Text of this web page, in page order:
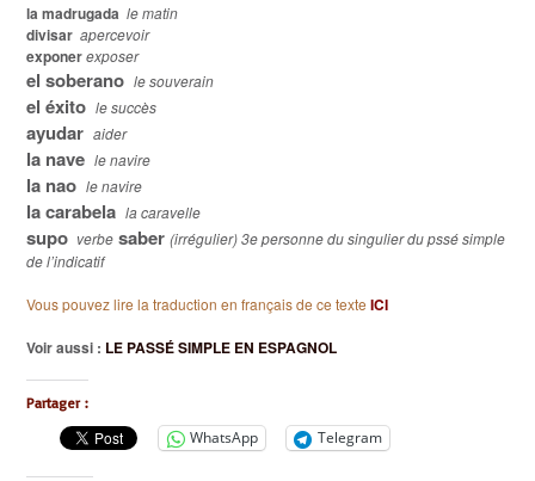
la madrugada lematin
divisar apercevoir
exponerexposer
el soberano lesouverain
el éxito lesuccès
ayudar aider
la nave lenavire
la nao lenavire
la carabela lacaravelle
supo verbe saber (irrégulier) 3e personne du singulier du pssé simple
de l’indicatif
Vous pouvez lire la traduction en français de ce texte ICI
Voir aussi : LE PASSÉ SIMPLE EN ESPAGNOL
Partager :
WhatsApp Telegram